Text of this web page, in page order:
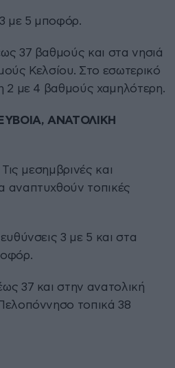
3 με 5 μποφόρ.
37 βαθμούς και στα νησιά
Κελσίου. Στο εσωτερικό
2 με 4 βαθμούς χαμηλότερη.
ΑΝΑΤΟΛΙΚΗ
μεσημβρινές και
αναπτυχθούν τοπικές
3 με 5 και στα
37 και στην ανατολική
τοπικά 38